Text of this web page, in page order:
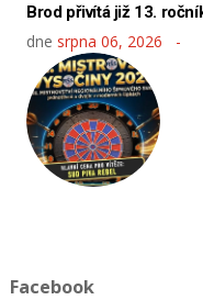
Brod přivítá již 13.
dne srpna 06, 2026
Facebook